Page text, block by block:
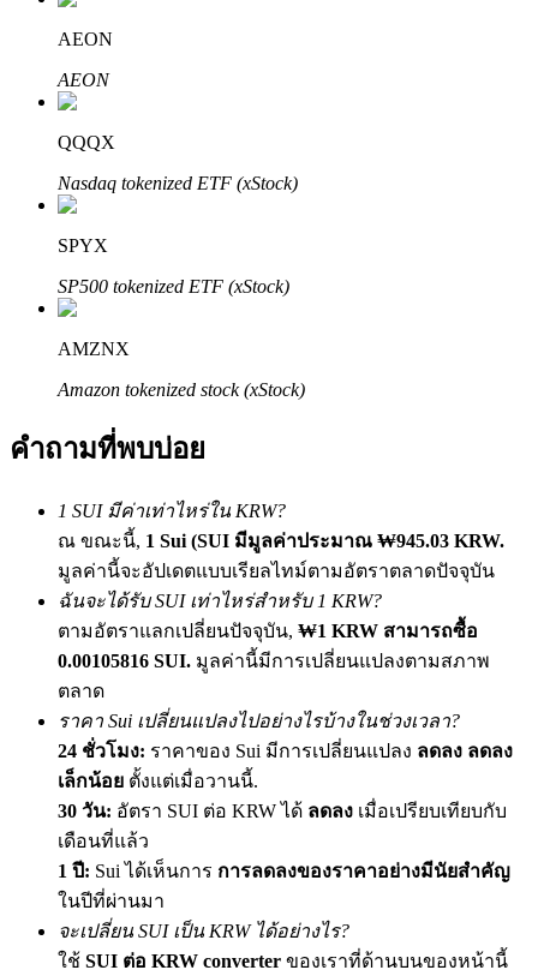
พันธมิตร Bitrue
มากถึง 65% คอมมิชชั่น!
เชิญเพื่อนเพื่อรับรางวัลเงินสด
BTC Welcome Rewards
BTC Welcome Rewards
Deposit & Trade BTC to Share 25000 USDT prize pool!
Deposit CASHCAT & Win
AEON
AEON
QQQX
Nasdaq tokenized ETF (xStock)
SPYX
SP500 tokenized ETF (xStock)
AMZNX
Amazon tokenized stock (xStock)
คำถามที่พบบ่อย
1 SUI มีค่าเท่าไหร่ใน KRW?
ณ ขณะนี้, 1 Sui (SUI มีมูลค่าประมาณ ₩945.03 KRW.
มูลค่านี้จะอัปเดตแบบเรียลไทม์ตามอัตราตลาดปัจจุบัน
ฉันจะได้รับ SUI เท่าไหร่สำหรับ 1 KRW?
ตามอัตราแลกเปลี่ยนปัจจุบัน, ₩1 KRW สามารถซื้อ
0.00105816 SUI. มูลค่านี้มีการเปลี่ยนแปลงตามสภาพ
ตลาด
ราคา Sui เปลี่ยนแปลงไปอย่างไรบ้างในช่วงเวลา?
24 ชั่วโมง: ราคาของ Sui มีการเปลี่ยนแปลง ลดลง ลดลง
เล็กน้อย ตั้งแต่เมื่อวานนี้.
30 วัน: อัตรา SUI ต่อ KRW ได้ ลดลง เมื่อเปรียบเทียบกับ
เดือนที่แล้ว
1 ปี: Sui ได้เห็นการ การลดลงของราคาอย่างมีนัยสำคัญ
ในปีที่ผ่านมา
จะเปลี่ยน SUI เป็น KRW ได้อย่างไร?
ใช้ SUI ต่อ KRW converter ของเราที่ด้านบนของหน้านี้